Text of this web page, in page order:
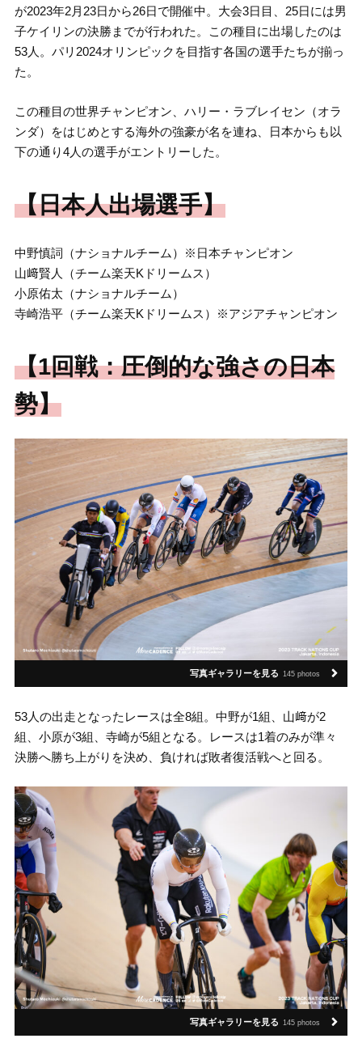
が2023年2月23日から26日で開催中。大会3日目、25日には男
子ケイリンの決勝までが行われた。この種目に出場したのは
53人。パリ2024オリンピックを目指す各国の選手たちが揃っ
た。
この種目の世界チャンピオン、ハリー・ラブレイセン（オラ
ンダ）をはじめとする海外の強豪が名を連ね、日本からも以
下の通り4人の選手がエントリーした。
【日本人出場選手】
中野慎詞（ナショナルチーム）※日本チャンピオン
山﨑賢人（チーム楽天Kドリームス）
小原佑太（ナショナルチーム）
寺崎浩平（チーム楽天Kドリームス）※アジアチャンピオン
【1回戦：圧倒的な強さの日本
勢】
写真ギャラリーを見る 145 photos
53人の出走となったレースは全8組。中野が1組、山﨑が2
組、小原が3組、寺崎が5組となる。レースは1着のみが準々
決勝へ勝ち上がりを決め、負ければ敗者復活戦へと回る。
写真ギャラリーを見る 145 photos